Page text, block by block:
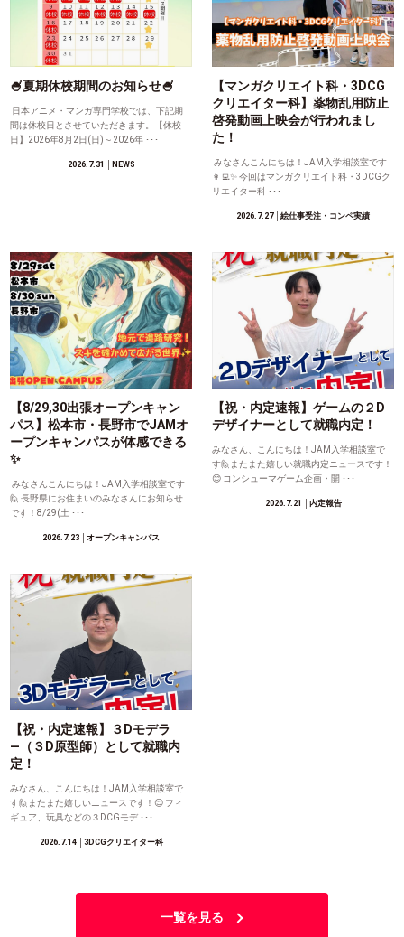
🍧夏期休校期間のお知らせ🍧
日本アニメ・マンガ専門学校では、下記期
間は休校日とさせていただきます。【休校
日】2026年8月2日(日)～2026年 ･･･
2026.7.31 │NEWS
【マンガクリエイト科・3DCG
クリエイター科】薬物乱用防止
啓発動画上映会が行われまし
た！
みなさんこんにちは！JAM入学相談室です
👩‍💻✨ 今回はマンガクリエイト科・3DCGク
リエイター科 ･･･
2026.7.27│絵仕事受注・コンペ実績
【8/29,30出張オープンキャン
パス】松本市・長野市でJAMオ
ープンキャンパスが体感できる
✨
みなさんこんにちは！JAM入学相談室です
🙋 長野県にお住まいのみなさんにお知らせ
です！8/29(土 ･･･
2026.7.23 │オープンキャンパス
【祝・内定速報】ゲームの２D
デザイナーとして就職内定！
みなさん、こんにちは！JAM入学相談室で
す🙋またまた嬉しい就職内定ニュースです！
😊 コンシューマゲーム企画・開 ･･･
2026.7.21 │内定報告
【祝・内定速報】３Dモデラ
―（３D原型師）として就職内
定！
みなさん、こんにちは！JAM入学相談室で
す🙋またまた嬉しいニュースです！😊 フィ
ギュア、玩具などの３DCGモデ ･･･
2026.7.14│3DCGクリエイター科
一覧を見る